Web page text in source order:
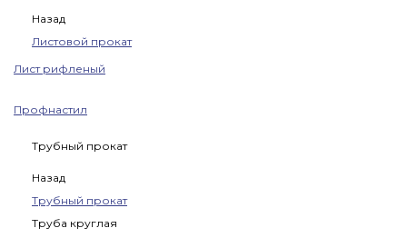
Назад
Листовой прокат
Лист рифленый
Профнастил
Трубный прокат
Назад
Трубный прокат
Труба круглая